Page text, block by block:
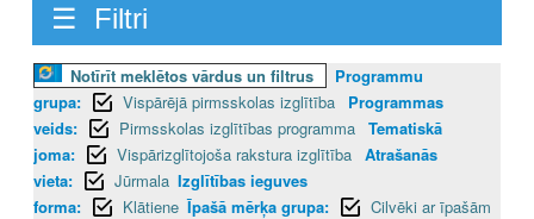
☰ Filtri
Notīrīt meklētos vārdus un filtrus
Programmu
grupa:
Vispārējā pirmsskolas izglītība
Programmas
veids:
Pirmsskolas izglītības programma Tematiskā
joma:
Vispārizglītojoša rakstura izglītība Atrašanās
vieta:
Jūrmala Izglītības ieguves
forma:
Klātiene Īpašā mērķa grupa:
Cilvēki ar īpašām